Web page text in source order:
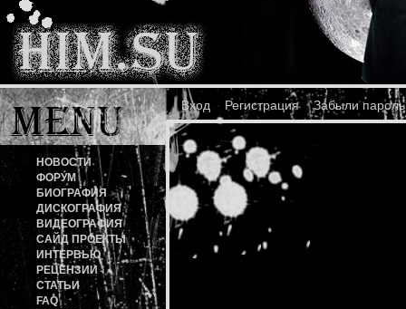
Вход Регистрация Забыли
НОВОСТИ
ФОРУМ
БИОГРАФИЯ
ДИСКОГРАФИЯ
ВИДЕОГРАФИЯ
САЙД ПРОЕКТЫ
ИНТЕРВЬЮ
РЕЦЕНЗИИ
СТАТЬИ
FAQ